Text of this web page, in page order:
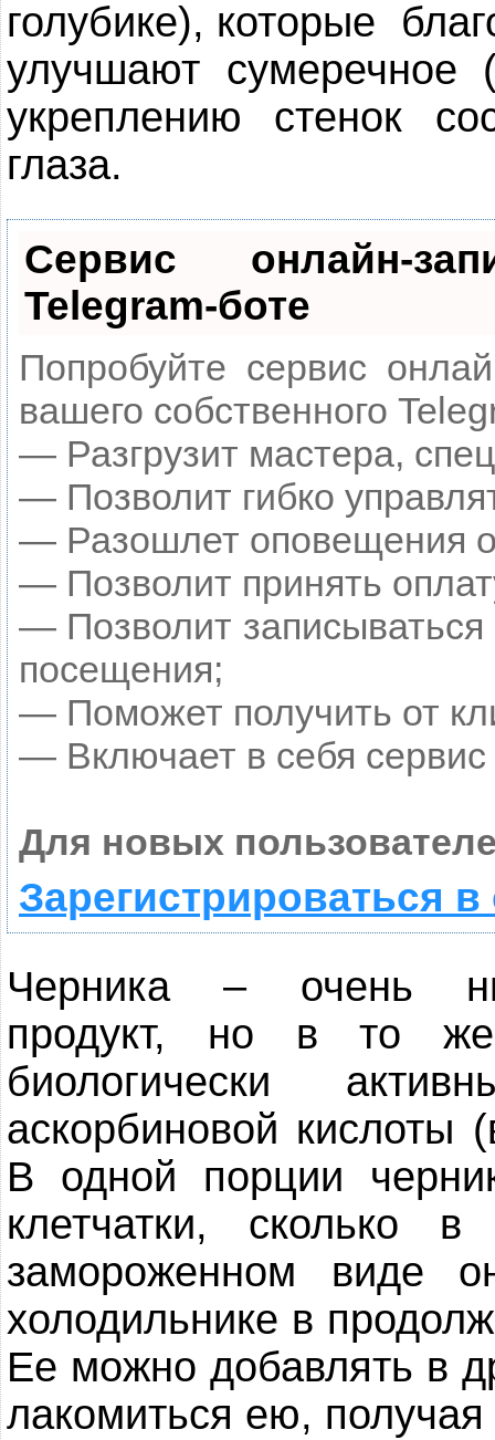
голубике), которые
улучшают сумеречное
укреплению стенок
глаза.
Сервис онлайн-
Telegram-боте
Попробуйте сервис
вашего собственного
— Разгрузит мастера,
— Позволит гибко
— Разошлет оповещения о
— Позволит принять
— Позволит
посещения;
— Поможет получить от
— Включает в себя
Для новых
Зарегистрироваться
Черника – очень
продукт, но в то
биологически
аскорбиновой кислоты
В одной порции
клетчатки, сколько
замороженном виде
холодильнике в
Ее можно добавлять в
лакомиться ею, получая